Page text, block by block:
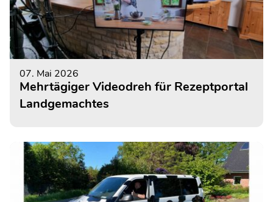
07. Mai 2026
Mehrtägiger Videodreh für Rezeptportal
Landgemachtes